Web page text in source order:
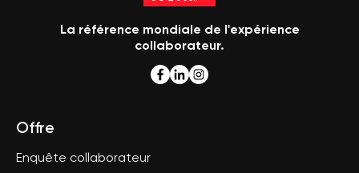
La référence mondiale de l'expérience
collaborateur.
Offre
Enquête collaborateur